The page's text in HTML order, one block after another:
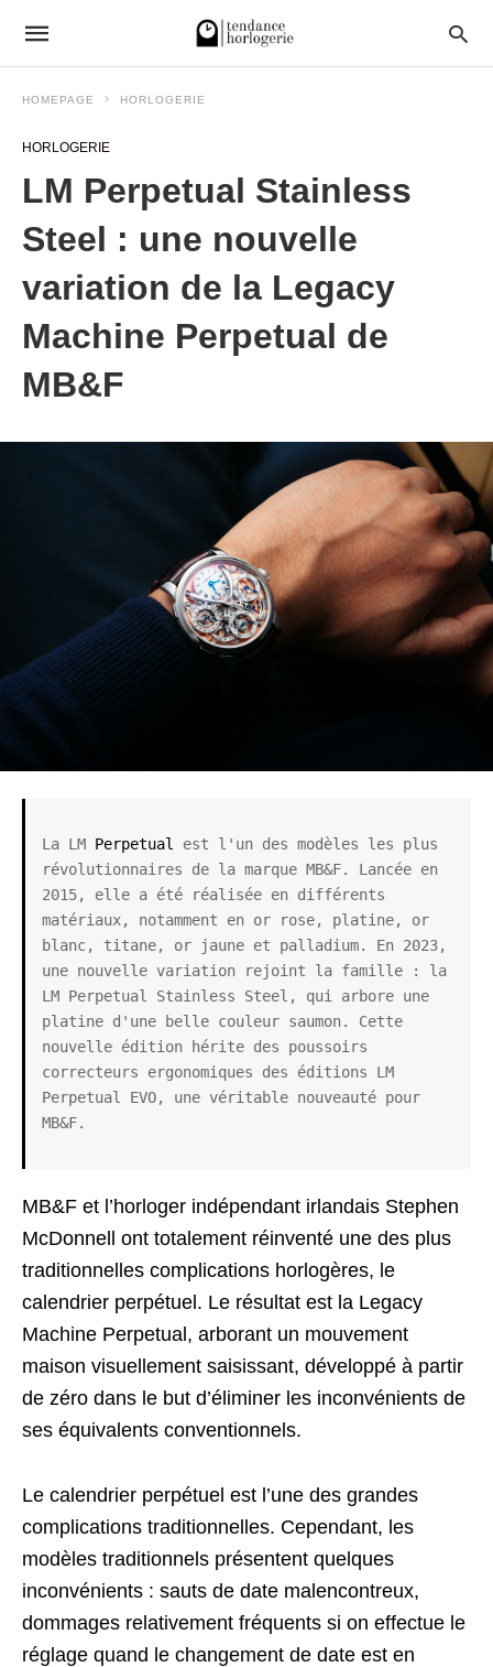
HOMEPAGE HORLOGERIE
HORLOGERIE
LM Perpetual Stainless
Steel : une nouvelle
variation de la Legacy
Machine Perpetual de
MB&F
La LM Perpetual
est l'un des modèles les plus
révolutionnaires de la marque MB&F. Lancée en
2015, elle a été réalisée en différents
matériaux, notamment en or rose, platine, or
blanc, titane, or jaune et palladium. En 2023,
une nouvelle variation rejoint la famille : la
LM Perpetual Stainless Steel, qui arbore une
platine d'une belle couleur saumon. Cette
nouvelle édition hérite des poussoirs
correcteurs ergonomiques des éditions LM
Perpetual EVO, une véritable nouveauté pour
MB&F.
MB&F et l’horloger indépendant irlandais Stephen
McDonnell ont totalement réinventé une des plus
traditionnelles complications horlogères, le
calendrier perpétuel. Le résultat est la Legacy
Machine Perpetual, arborant un mouvement
maison visuellement saisissant, développé à partir
de zéro dans le but d’éliminer les inconvénients de
ses équivalents conventionnels.
Le calendrier perpétuel est l’une des grandes
complications traditionnelles. Cependant, les
modèles traditionnels présentent quelques
inconvénients : sauts de date malencontreux,
dommages relativement fréquents si on effectue le
réglage quand le changement de date est en